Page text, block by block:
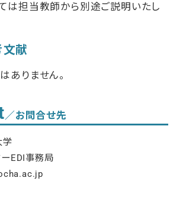
は担当教師から別途ご説明いたし
文献
ありません。
／お問合せ先
学
EDI事務局